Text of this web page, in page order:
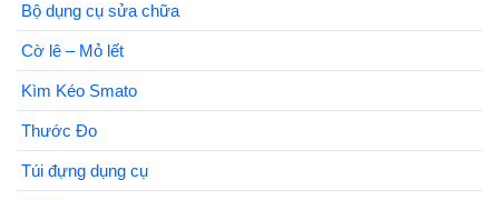
Bộ dụng cụ sửa chữa
Cờ lê – Mỏ lết
Kìm Kéo Smato
Thước Đo
Túi đựng dụng cụ